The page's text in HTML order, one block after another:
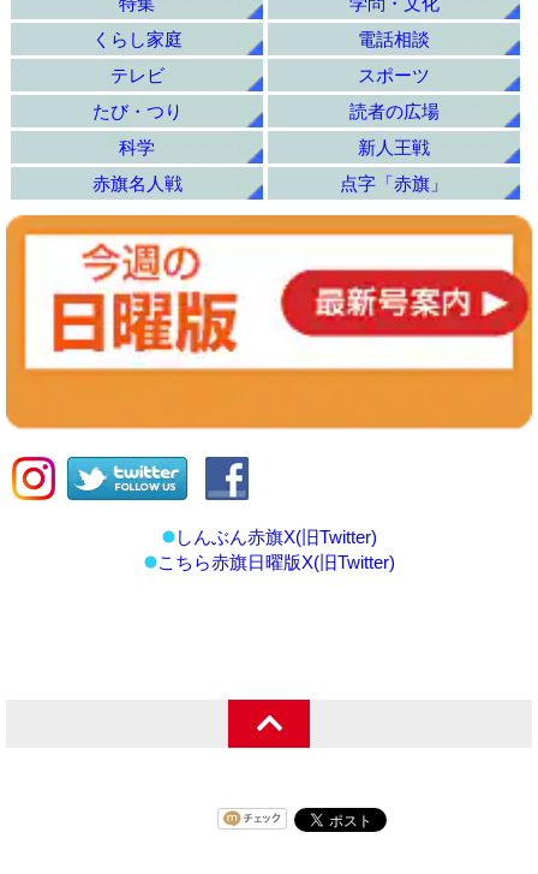
くらし家庭
電話相談
テレビ
スポーツ
たび・つり
読者の広場
科学
新人王戦
赤旗名人戦
点字「赤旗」
しんぶん赤旗X(旧Twitter)
こちら赤旗日曜版X(旧Twitter)